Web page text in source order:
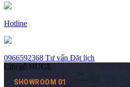
Hotline
0966592368 Tư vấn Đặt lịch
Cửa gỗ HUGE
SHOWROOM 01